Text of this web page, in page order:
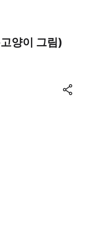
양이 그림)